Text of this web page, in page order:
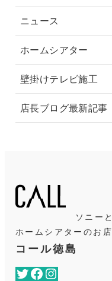
ニュース
ホームシアター
壁掛けテレビ施工
店長ブログ最新記事
ソニーと
ホームシアターのお店
コール徳島
TwitterFacebook